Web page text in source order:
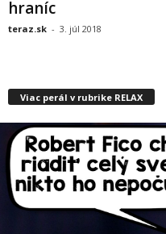
hraníc
teraz.sk - 3. júl 2018
Viac perál v rubrike RELAX